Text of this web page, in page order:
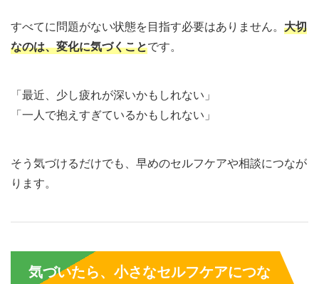
すべてに問題がない状態を目指す必要はありません。 大切
なのは、変化に気づくことです。
「最近、少し疲れが深いかもしれない」
「一人で抱えすぎているかもしれない」
そう気づけるだけでも、早めのセルフケアや相談につなが
ります。
気づいたら、小さなセルフケアにつな